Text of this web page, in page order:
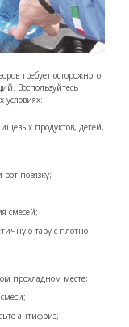
требует осторожного
Воспользуйтесь
условиях:
продуктов, детей,
повязку;
смесей;
тару с плотно
прохладном месте;
антифриз;